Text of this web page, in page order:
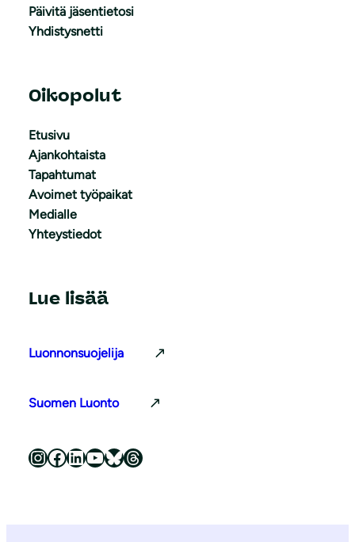
Päivitä jäsentietosi
Yhdistysnetti
Oikopolut
Etusivu
Ajankohtaista
Tapahtumat
Avoimet työpaikat
Medialle
Yhteystiedot
Lue lisää
Luonnonsuojelija
Suomen Luonto
Luonnonsuojeluliitto Instagramissa Luonnonsuojeluliitto Facebookissa Luonnonsuojeluliitto LinkedInissä Luonnonsuojeluliiton YouTube-kanava Luonnonsuojeluliitto Blueskyssa Luonnonsuojeluliitto Threadsissa